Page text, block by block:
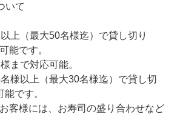
いて
上（最大50名様迄）で貸し切り
能です。
まで対応可能。
様以上（最大30名様迄）で貸し切
です。
客様には、お寿司の盛り合わせなど